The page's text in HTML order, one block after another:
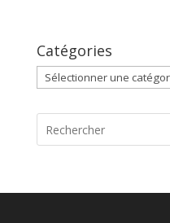
Catégories
Catégories